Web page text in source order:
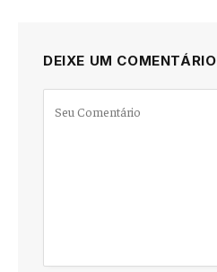
DEIXE UM COMENTÁRIO